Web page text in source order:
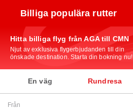
Billiga populära rutter
Hitta billiga flyg från AGA till CMN
Njut av exklusiva flygerbjudanden till din
önskade destination. Starta din bokning nu!
En väg Rundresa
Från